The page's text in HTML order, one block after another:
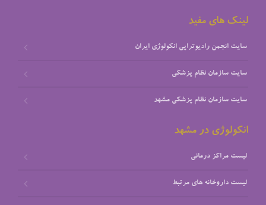
لینک های مفید
سایت انجمن رادیوتراپی انکولوژی ایران
سایت سازمان نظام پزشکي
سایت سازمان نظام پزشکي مشهد
انکولوژی در مشهد
لیست مراکز درمانی
لیست داروخانه های مرتبط